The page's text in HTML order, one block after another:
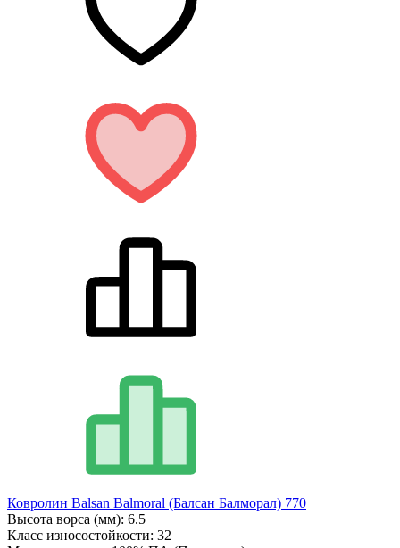
Ковролин Balsan Balmoral (Балсан Балморал) 770
Высота ворса (мм): 6.5
Класс износостойкости: 32